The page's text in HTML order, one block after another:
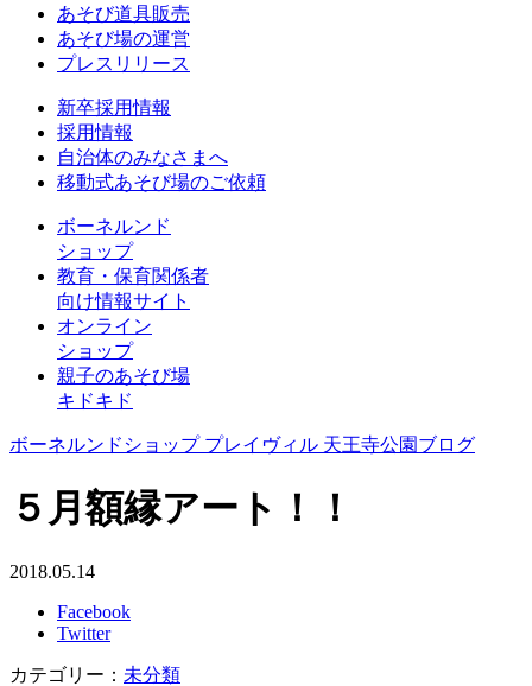
あそび道具販売
あそび場の運営
プレスリリース
新卒採用情報
採用情報
自治体のみなさまへ
移動式あそび場のご依頼
ボーネルンド
ショップ
教育・保育関係者
向け情報サイト
オンライン
ショップ
親子のあそび場
キドキド
ボーネルンドショップ プレイヴィル 天王寺公園ブログ
５月額縁アート！！
2018.05.14
Facebook
Twitter
カテゴリー： 未分類